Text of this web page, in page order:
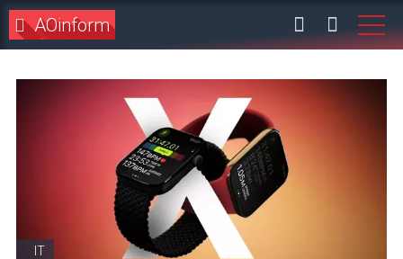
AOinform
IT